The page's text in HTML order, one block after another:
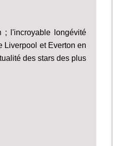
; l'incroyable longévité
Liverpool et Everton en
des stars des plus